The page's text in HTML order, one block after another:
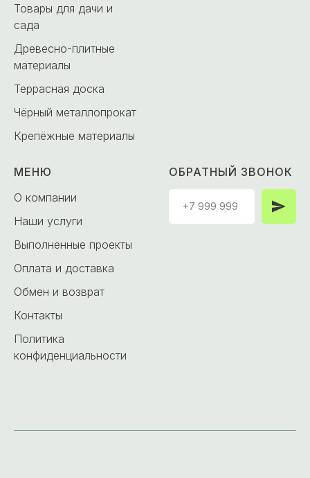
Товары для дачи и
сада
Древесно-плитные
материалы
Террасная доска
Чёрный металлопрокат
Крепёжные материалы
МЕНЮ
О компании
Наши услуги
Выполненные проекты
Оплата и доставка
Обмен и возврат
Контакты
Политика
конфиденциальности
ОБРАТНЫЙ ЗВОНОК